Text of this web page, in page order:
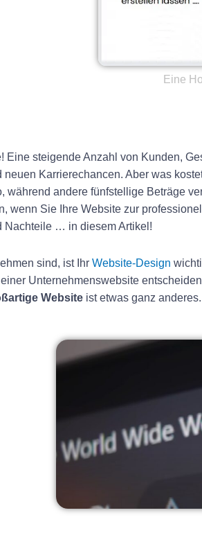
Eine
Eine steigende Anzahl von Kunden,
Karrierechancen. Aber was
während andere fünfstellige Beträge
wenn Sie Ihre Website zur
Nachteile … in diesem Artikel!
sind, ist IhrWebsite-Design
Unternehmenswebsite
Website ist etwas ganz anderes.